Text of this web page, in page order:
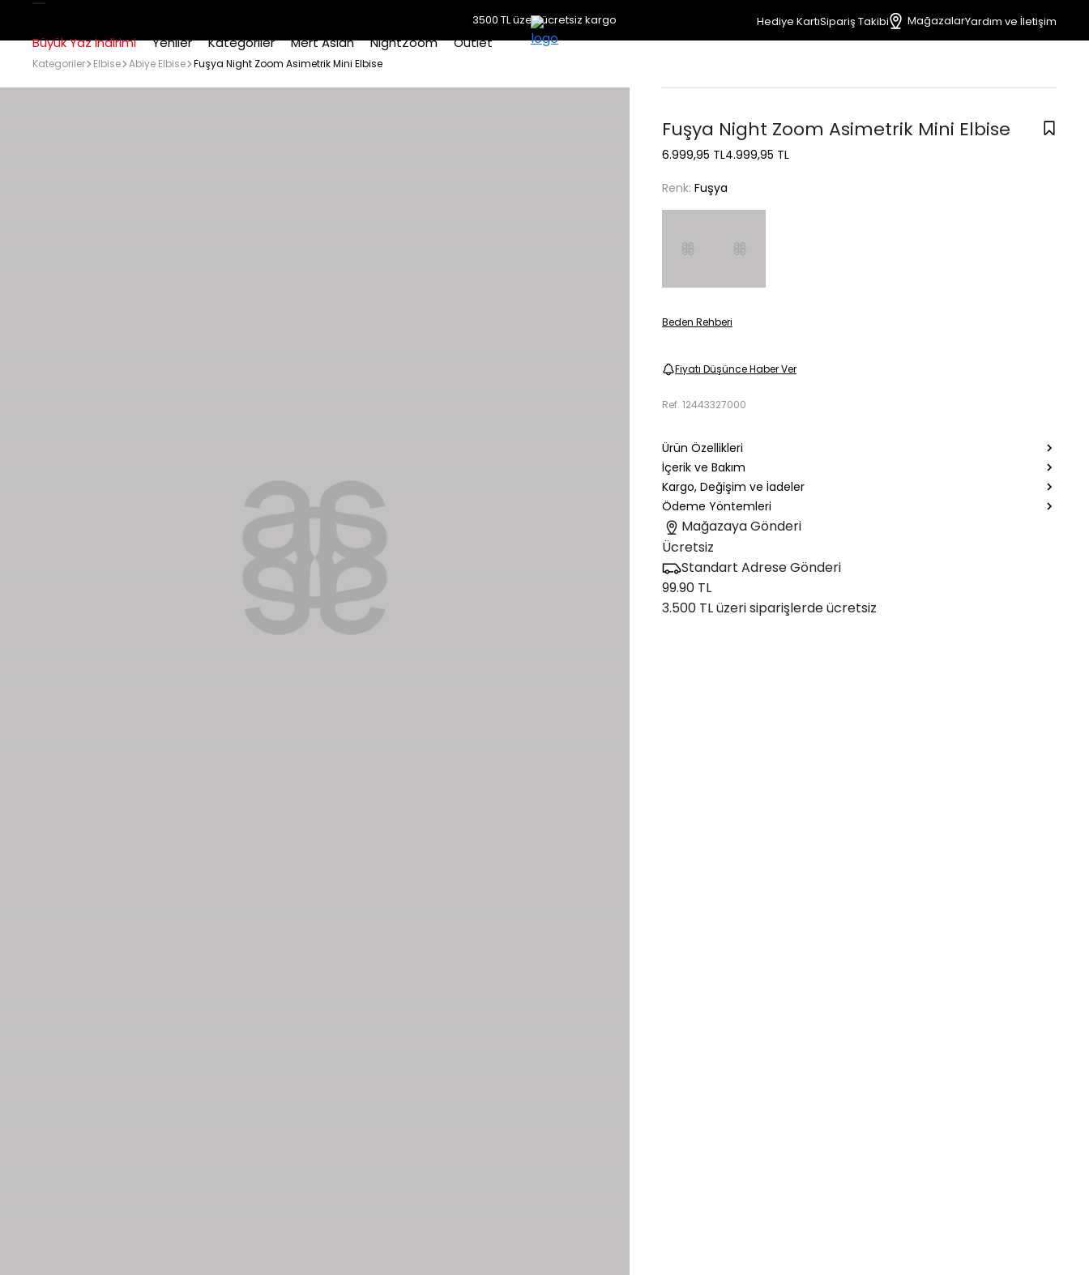
3500 TL üzeri ücretsiz kargo Hediye KartıSipariş Takibi MağazalarYardım ve İletişim
Büyük Yaz İndirimi Yeniler Kategoriler Mert Aslan NightZoom Outlet
Kategoriler Elbise Abiye Elbise Fuşya Night Zoom Asimetrik Mini Elbise
Fuşya Night Zoom Asimetrik Mini Elbise
6.999,95 TL4.999,95 TL
Renk: Fuşya
Beden Rehberi
Fiyatı Düşünce Haber Ver
Ref. 12443327000
Ürün Özellikleri
İçerik ve Bakım
Kargo, Değişim ve İadeler
Ödeme Yöntemleri
Mağazaya Gönderi
Ücretsiz
Standart Adrese Gönderi
99.90 TL
3.500 TL üzeri siparişlerde ücretsiz